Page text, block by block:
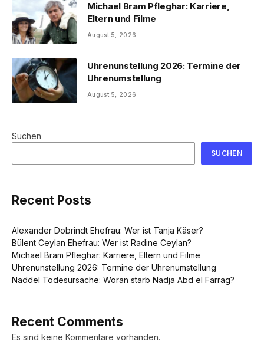
Michael Bram Pfleghar: Karriere,
Eltern und Filme
August 5, 2026
Uhrenunstellung 2026: Termine der
Uhrenumstellung
August 5, 2026
Suchen
SUCHEN
Recent Posts
Alexander Dobrindt Ehefrau: Wer ist Tanja Käser?
Bülent Ceylan Ehefrau: Wer ist Radine Ceylan?
Michael Bram Pfleghar: Karriere, Eltern und Filme
Uhrenunstellung 2026: Termine der Uhrenumstellung
Naddel Todesursache: Woran starb Nadja Abd el Farrag?
Recent Comments
Es sind keine Kommentare vorhanden.